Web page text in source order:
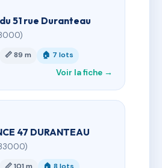
51 rue Duranteau
📏 89 m 🏠 7 lots
Voir la fiche →
47 DURANTEAU